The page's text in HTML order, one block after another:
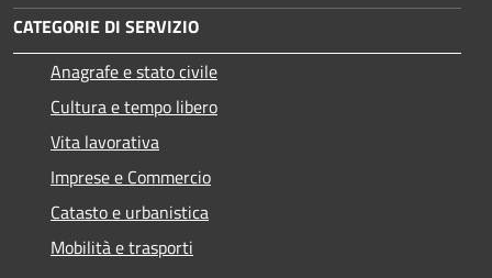
CATEGORIE DI SERVIZIO
Anagrafe e stato civile
Cultura e tempo libero
Vita lavorativa
Imprese e Commercio
Catasto e urbanistica
Mobilità e trasporti